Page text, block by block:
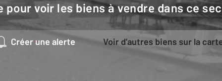
pour voir les biens à vendre dans ce
Créer une alerte Voir d'autres biens sur la